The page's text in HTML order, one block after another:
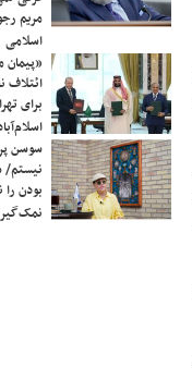
مریم
اسلامی
ائتلاف
برای
سوسن
نیستم/
بودن